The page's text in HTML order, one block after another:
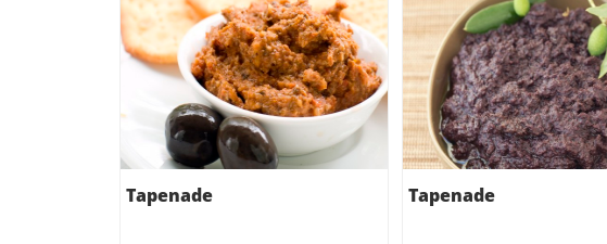
Tapenade Tapenade